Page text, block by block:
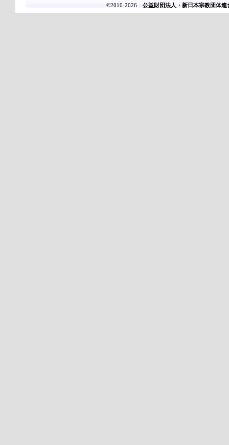
©2010-2026 公益財団法人・新日本宗教団体連